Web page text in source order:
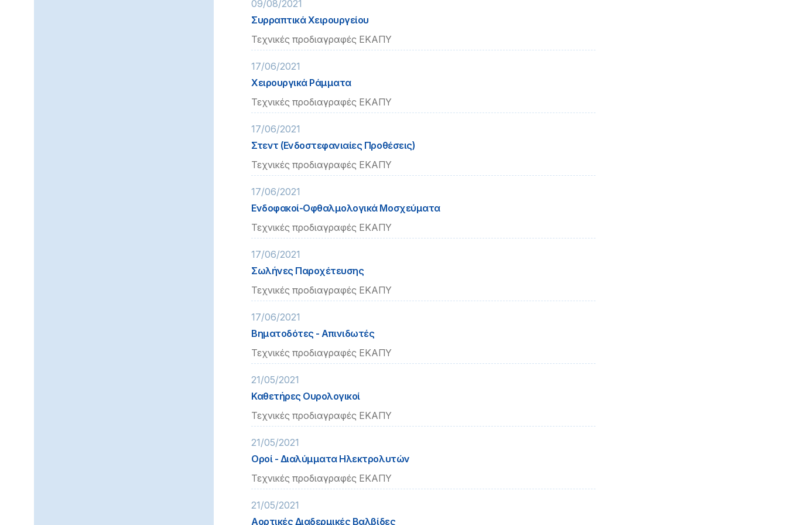
09/08/2021
Συρραπτικά Χειρουργείου
Τεχνικές προδιαγραφές ΕΚΑΠΥ
17/06/2021
Χειρουργικά Ράμματα
Τεχνικές προδιαγραφές ΕΚΑΠΥ
17/06/2021
Στεντ (Ενδοστεφανιαίες Προθέσεις)
Τεχνικές προδιαγραφές ΕΚΑΠΥ
17/06/2021
Ενδοφακοί-Οφθαλμολογικά Μοσχεύματα
Τεχνικές προδιαγραφές ΕΚΑΠΥ
17/06/2021
Σωλήνες Παροχέτευσης
Τεχνικές προδιαγραφές ΕΚΑΠΥ
17/06/2021
Βηματοδότες - Απινιδωτές
Τεχνικές προδιαγραφές ΕΚΑΠΥ
21/05/2021
Καθετήρες Ουρολογικοί
Τεχνικές προδιαγραφές ΕΚΑΠΥ
21/05/2021
Οροί - Διαλύμματα Ηλεκτρολυτών
Τεχνικές προδιαγραφές ΕΚΑΠΥ
21/05/2021
Αορτικές Διαδερμικές Βαλβίδες